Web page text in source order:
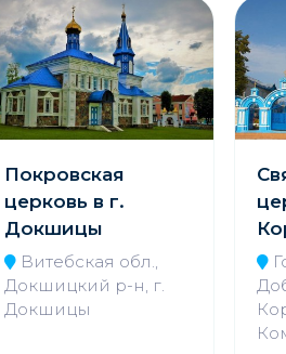
Покровская
церковь в г.
Докшицы
Витебская обл.,
Докшицкий р-н, г.
Докшицы